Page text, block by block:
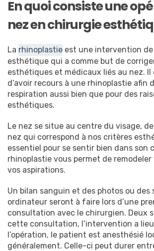
En quoi consiste une
nez en chirurgie
La rhinoplastie est une intervention
esthétique qui a comme but de
esthétiques et médicaux liés au nez. Il
d’avoir recours à une rhinoplastie afin
respiration aussi bien que pour des
esthétiques.
Le nez se situe au centre du visage,
nez qui correspond à nos critères
essentiel pour se sentir bien dans son
rhinoplastie vous permet de
vos aspirations.
Un bilan sanguin et des photos ou des
ordinateur seront à faire lors d’une
consultation avec le chirurgien. Deux
cette consultation, l’intervention a
l’opération, le patient est anesthésié
généralement. Celle-ci peut durer